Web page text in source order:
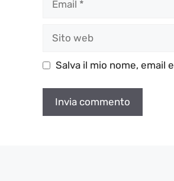
Salva il mio nome, email